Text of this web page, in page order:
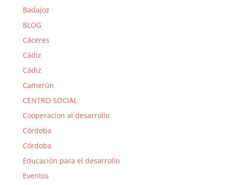
Badajoz
BLOG
Cáceres
Cádiz
Cádiz
Camerún
CENTRO SOCIAL
Cooperacion al desarrollo
Córdoba
Córdoba
Educación para el desarrollo
Eventos